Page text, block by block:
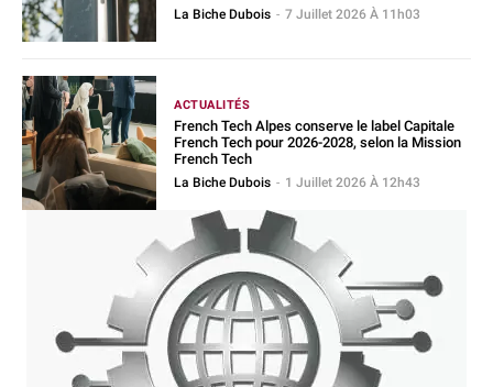
La Biche Dubois - 7 Juillet 2026 À 11h03
ACTUALITÉS
French Tech Alpes conserve le label Capitale
French Tech pour 2026-2028, selon la Mission
French Tech
La Biche Dubois - 1 Juillet 2026 À 12h43